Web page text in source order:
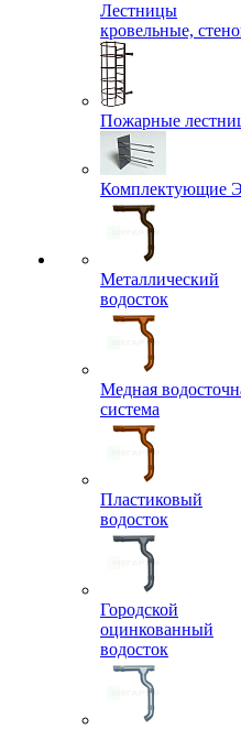
Лестницы
кровельные,
Пожарные
Комплектующие
Металлический
водосток
Медная
система
Пластиковый
водосток
Городской
оцинкованный
водосток